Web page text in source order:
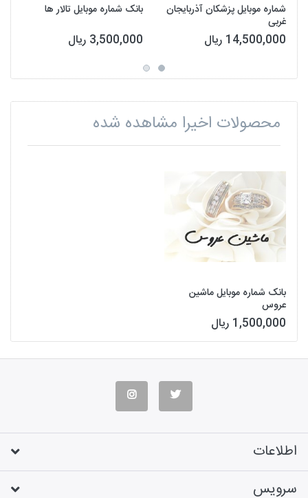
شماره موبایل پزشکان آذربایجان
غربی
14,500,000 ریال
بانک شماره موبایل تالار ها
3,500,000 ریال
محصولات اخیرا مشاهده شده
بانک شماره موبایل ماشین
عروس
1,500,000 ریال
اطلاعات
سرویس